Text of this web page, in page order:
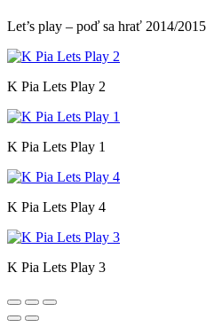
Let’s play – poď sa hrať 2014/2015
K Pia Lets Play 2
K Pia Lets Play 1
K Pia Lets Play 4
K Pia Lets Play 3